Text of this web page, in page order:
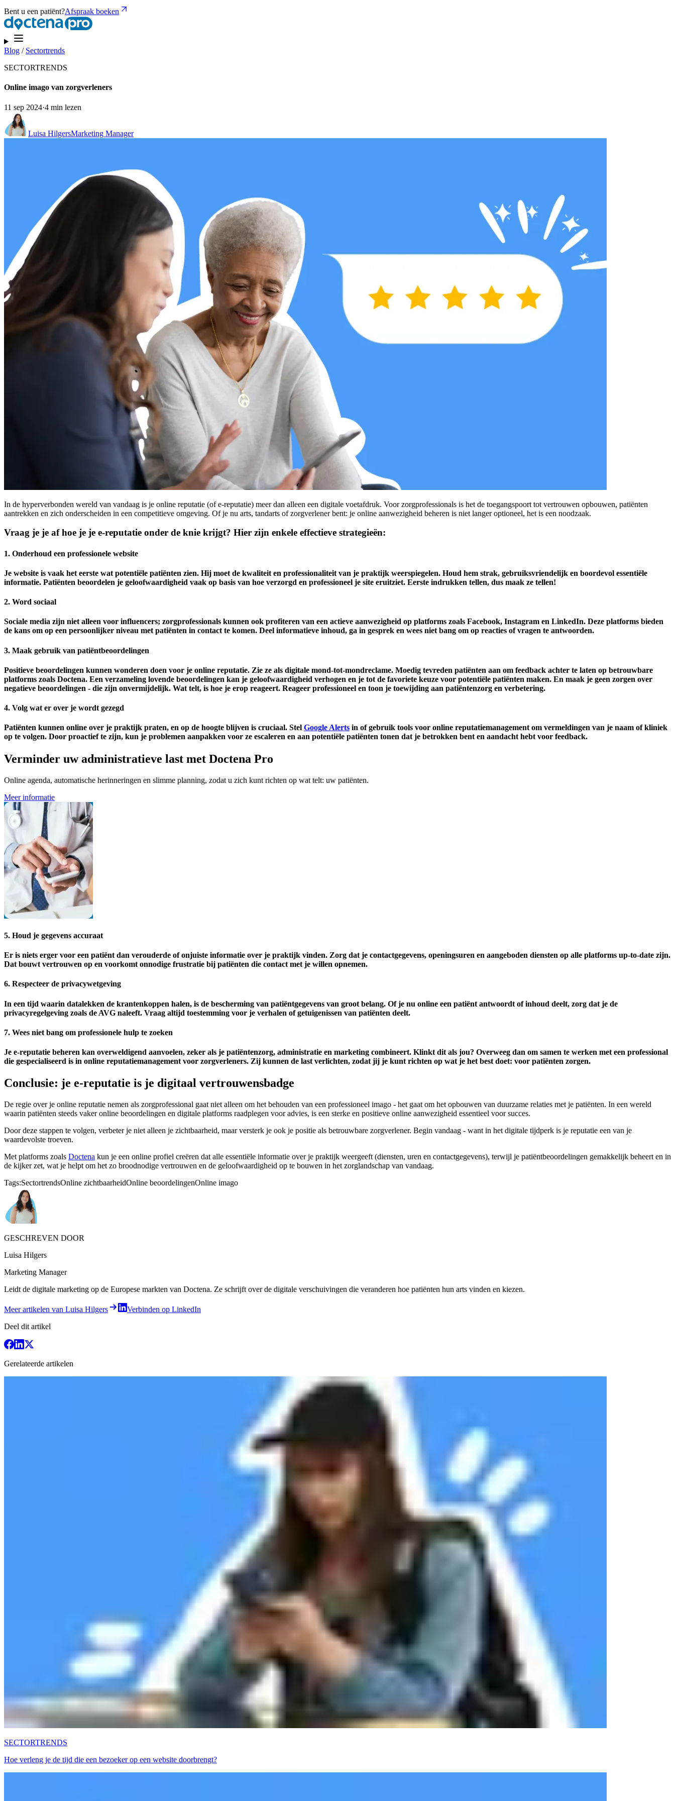
Bent u een patiënt?Afspraak boeken
Blog / Sectortrends
SECTORTRENDS
Online imago van zorgverleners
11 sep 2024·4 min lezen
Luisa HilgersMarketing Manager
In de hyperverbonden wereld van vandaag is je online reputatie (of e-reputatie) meer dan alleen een digitale voetafdruk. Voor zorgprofessionals is het de toegangspoort tot vertrouwen opbouwen, patiënten
aantrekken en zich onderscheiden in een competitieve omgeving. Of je nu arts, tandarts of zorgverlener bent: je online aanwezigheid beheren is niet langer optioneel, het is een noodzaak.
Vraag je je af hoe je je e-reputatie onder de knie krijgt? Hier zijn enkele effectieve strategieën:
1. Onderhoud een professionele website
Je website is vaak het eerste wat potentiële patiënten zien. Hij moet de kwaliteit en professionaliteit van je praktijk weerspiegelen. Houd hem strak, gebruiksvriendelijk en boordevol essentiële
informatie. Patiënten beoordelen je geloofwaardigheid vaak op basis van hoe verzorgd en professioneel je site eruitziet. Eerste indrukken tellen, dus maak ze tellen!
2. Word sociaal
Sociale media zijn niet alleen voor influencers; zorgprofessionals kunnen ook profiteren van een actieve aanwezigheid op platforms zoals Facebook, Instagram en LinkedIn. Deze platforms bieden
de kans om op een persoonlijker niveau met patiënten in contact te komen. Deel informatieve inhoud, ga in gesprek en wees niet bang om op reacties of vragen te antwoorden.
3. Maak gebruik van patiëntbeoordelingen
Positieve beoordelingen kunnen wonderen doen voor je online reputatie. Zie ze als digitale mond-tot-mondreclame. Moedig tevreden patiënten aan om feedback achter te laten op betrouwbare
platforms zoals Doctena. Een verzameling lovende beoordelingen kan je geloofwaardigheid verhogen en je tot de favoriete keuze voor potentiële patiënten maken. En maak je geen zorgen over
negatieve beoordelingen - die zijn onvermijdelijk. Wat telt, is hoe je erop reageert. Reageer professioneel en toon je toewijding aan patiëntenzorg en verbetering.
4. Volg wat er over je wordt gezegd
Patiënten kunnen online over je praktijk praten, en op de hoogte blijven is cruciaal. Stel Google Alerts in of gebruik tools voor online reputatiemanagement om vermeldingen van je naam of kliniek
op te volgen. Door proactief te zijn, kun je problemen aanpakken voor ze escaleren en aan potentiële patiënten tonen dat je betrokken bent en aandacht hebt voor feedback.
Verminder uw administratieve last met Doctena Pro
Online agenda, automatische herinneringen en slimme planning, zodat u zich kunt richten op wat telt: uw patiënten.
Meer informatie
5. Houd je gegevens accuraat
Er is niets erger voor een patiënt dan verouderde of onjuiste informatie over je praktijk vinden. Zorg dat je contactgegevens, openingsuren en aangeboden diensten op alle platforms up-to-date zijn.
Dat bouwt vertrouwen op en voorkomt onnodige frustratie bij patiënten die contact met je willen opnemen.
6. Respecteer de privacywetgeving
In een tijd waarin datalekken de krantenkoppen halen, is de bescherming van patiëntgegevens van groot belang. Of je nu online een patiënt antwoordt of inhoud deelt, zorg dat je de
privacyregelgeving zoals de AVG naleeft. Vraag altijd toestemming voor je verhalen of getuigenissen van patiënten deelt.
7. Wees niet bang om professionele hulp te zoeken
Je e-reputatie beheren kan overweldigend aanvoelen, zeker als je patiëntenzorg, administratie en marketing combineert. Klinkt dit als jou? Overweeg dan om samen te werken met een professional
die gespecialiseerd is in online reputatiemanagement voor zorgverleners. Zij kunnen de last verlichten, zodat jij je kunt richten op wat je het best doet: voor patiënten zorgen.
Conclusie: je e-reputatie is je digitaal vertrouwensbadge
De regie over je online reputatie nemen als zorgprofessional gaat niet alleen om het behouden van een professioneel imago - het gaat om het opbouwen van duurzame relaties met je patiënten. In een wereld
waarin patiënten steeds vaker online beoordelingen en digitale platforms raadplegen voor advies, is een sterke en positieve online aanwezigheid essentieel voor succes.
Door deze stappen te volgen, verbeter je niet alleen je zichtbaarheid, maar versterk je ook je positie als betrouwbare zorgverlener. Begin vandaag - want in het digitale tijdperk is je reputatie een van je
waardevolste troeven.
Met platforms zoals Doctena kun je een online profiel creëren dat alle essentiële informatie over je praktijk weergeeft (diensten, uren en contactgegevens), terwijl je patiëntbeoordelingen gemakkelijk beheert en in
de kijker zet, wat je helpt om het zo broodnodige vertrouwen en de geloofwaardigheid op te bouwen in het zorglandschap van vandaag.
Tags:SectortrendsOnline zichtbaarheidOnline beoordelingenOnline imago
GESCHREVEN DOOR
Luisa Hilgers
Marketing Manager
Leidt de digitale marketing op de Europese markten van Doctena. Ze schrijft over de digitale verschuivingen die veranderen hoe patiënten hun arts vinden en kiezen.
Meer artikelen van Luisa Hilgers
Verbinden op LinkedIn
Deel dit artikel
Gerelateerde artikelen
SECTORTRENDS
Hoe verleng je de tijd die een bezoeker op een website doorbrengt?